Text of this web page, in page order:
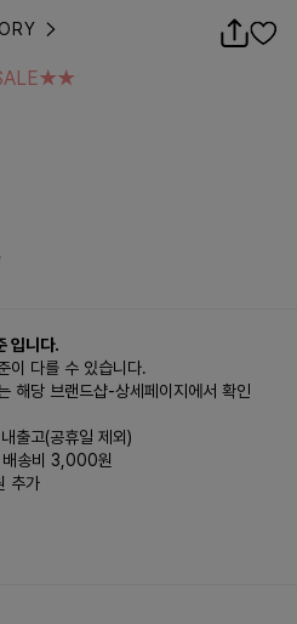
입니다.
이 다를 수 있습니다.
해당 브랜드샵-상세페이지에서 확인
출고(공휴일 제외)
송비 3,000원
추가